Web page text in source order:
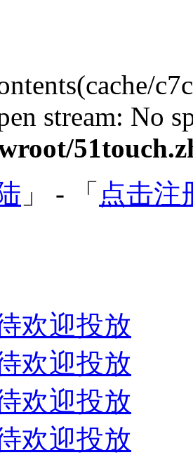
stream: No
」 - 「 点击注
欢迎投放
欢迎投放
欢迎投放
欢迎投放